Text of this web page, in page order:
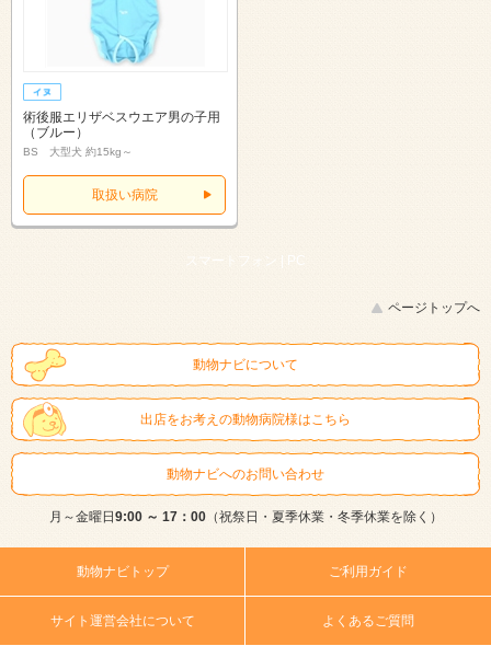
術後服エリザベスウエア男の子用
（ブルー）
BS 大型犬 約15kg～
取扱い病院
スマートフォン | PC
ページトップへ
動物ナビについて
出店をお考えの動物病院様はこちら
動物ナビへのお問い合わせ
月～金曜日9:00 ～ 17：00（祝祭日・夏季休業・冬季休業を除く）
動物ナビトップ ご利用ガイド
サイト運営会社について よくあるご質問